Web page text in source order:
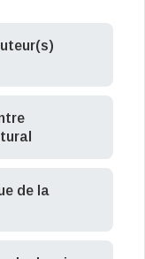
de la